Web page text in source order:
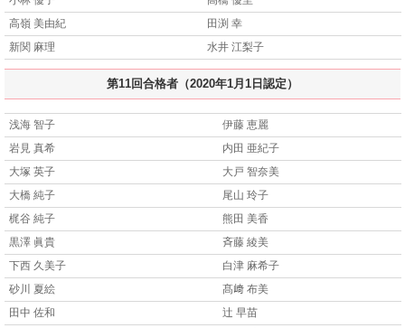
高嶺 美由紀
田渕 幸
新関 麻理
水井 江梨子
第11回合格者（2020年1月1日認定）
浅海 智子
伊藤 恵麗
岩見 真希
内田 亜紀子
大塚 英子
大戸 智奈美
大橋 純子
尾山 玲子
梶谷 純子
熊田 美香
黒澤 眞貴
斉藤 綾美
下西 久美子
白津 麻希子
砂川 夏絵
髙﨑 布美
田中 佐和
辻 早苗